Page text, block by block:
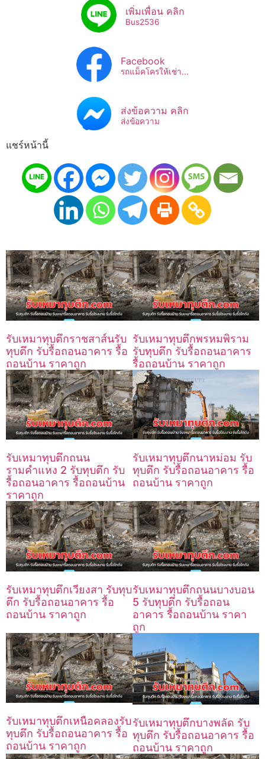
เพิ่มเพื่อน คลิก
Bus2536​
Facebook
รถแม็คโครให้เช่า...
ส่งข้อความ คลิก
ส่งข้อความ
แชร์หน้านี้
รับเหมาทุบตึกราชสาส์นรับ
ทุบตึก รับรื้อถอนอาคาร รื้อ
ถอนบ้าน ราคาถูก
รับเหมาทุบตึกพรหมพิราม
รับทุบตึก รับรื้อถอนอาคาร
รื้อถอนบ้าน ราคาถูก
รับเหมาทุบตึกถนน
รามคำแหง 2 รับทุบตึก รับ
รื้อถอนอาคาร รื้อถอนบ้าน
ราคาถูก
รับเหมาทุบตึกนาหม่อม รับ
ทุบตึก รับรื้อถอนอาคาร รื้อ
ถอนบ้าน ราคาถูก
รับเหมาทุบตึกเวียงสา รับทุบ
ตึก รับรื้อถอนอาคาร รื้อ
ถอนบ้าน ราคาถูก
รับเหมาทุบตึกถนนบางบอน
5 รับทุบตึก รับรื้อถอน
อาคาร รื้อถอนบ้าน ราคา
ถูก
รับเหมาทุบตึกเหนือคลองรับ
ทุบตึก รับรื้อถอนอาคาร รื้อ
ถอนบ้าน ราคาถูก
รับเหมาทุบตึกบางพลัด รับ
ทุบตึก รับรื้อถอนอาคาร รื้อ
ถอนบ้าน ราคาถูก